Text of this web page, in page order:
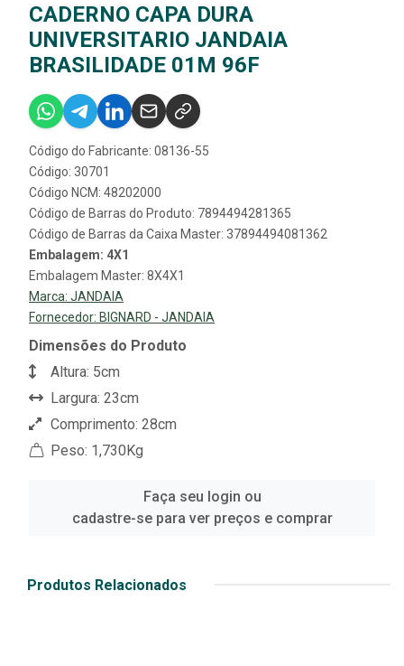
CADERNO CAPA DURA
UNIVERSITARIO JANDAIA
BRASILIDADE 01M 96F
Código do Fabricante: 08136-55
Código: 30701
Código NCM: 48202000
Código de Barras do Produto: 7894494281365
Código de Barras da Caixa Master: 37894494081362
Embalagem: 4X1
Embalagem Master: 8X4X1
Marca: JANDAIA
Fornecedor: BIGNARD - JANDAIA
Dimensões do Produto
Altura: 5cm
Largura: 23cm
Comprimento: 28cm
Peso: 1,730Kg
Faça seu login ou
cadastre-se para ver preços e comprar
Produtos Relacionados